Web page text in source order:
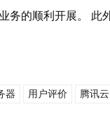
务的顺利开展。
器 用户评价 腾讯云